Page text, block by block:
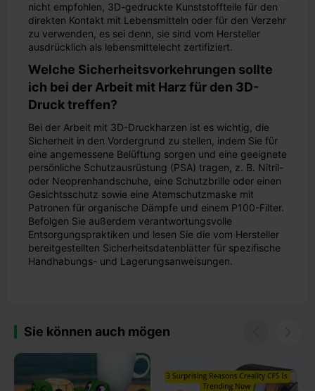
nicht empfohlen, 3D-gedruckte Kunststoffteile für den
direkten Kontakt mit Lebensmitteln oder für den Verzehr
zu verwenden, es sei denn, sie sind vom Hersteller
ausdrücklich als lebensmittelecht zertifiziert.
Welche Sicherheitsvorkehrungen sollte
ich bei der Arbeit mit Harz für den 3D-
Druck treffen?
Bei der Arbeit mit 3D-Druckharzen ist es wichtig, die
Sicherheit in den Vordergrund zu stellen, indem Sie für
eine angemessene Belüftung sorgen und eine geeignete
persönliche Schutzausrüstung (PSA) tragen, z. B. Nitril-
oder Neoprenhandschuhe, eine Schutzbrille oder einen
Gesichtsschutz sowie eine Atemschutzmaske mit
Patronen für organische Dämpfe und einem P100-Filter.
Befolgen Sie außerdem verantwortungsvolle
Entsorgungspraktiken und lesen Sie die vom Hersteller
bereitgestellten Sicherheitsdatenblätter für spezifische
Handhabungs- und Lagerungsanweisungen.
Sie können auch mögen